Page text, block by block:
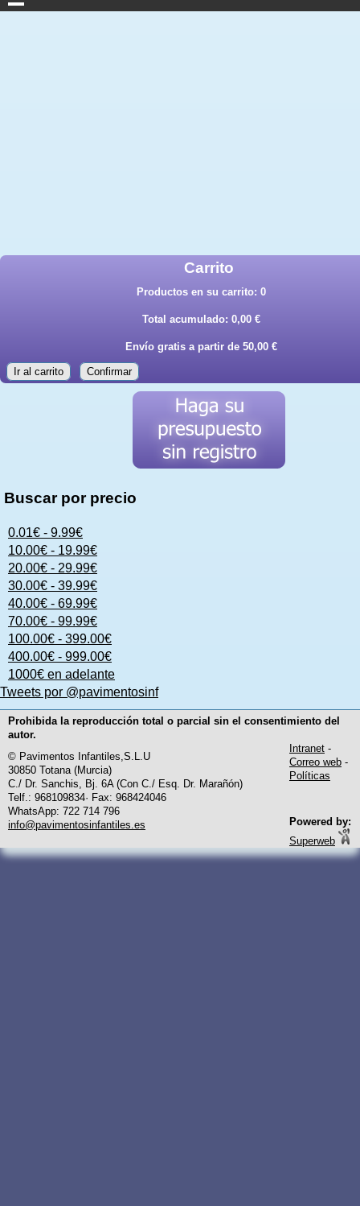
Carrito
Productos en su carrito: 0
Total acumulado: 0,00 €
Envío gratis a partir de 50,00 €
Ir al carrito Confirmar
Buscar por precio
0.01€ - 9.99€
10.00€ - 19.99€
20.00€ - 29.99€
30.00€ - 39.99€
40.00€ - 69.99€
70.00€ - 99.99€
100.00€ - 399.00€
400.00€ - 999.00€
1000€ en adelante
Tweets por @pavimentosinf
Prohibida la reproducción total o parcial sin el consentimiento del
autor.
© Pavimentos Infantiles,S.L.U
30850 Totana (Murcia)
C./ Dr. Sanchis, Bj. 6A (Con C./ Esq. Dr. Marañón)
Telf.: 968109834· Fax: 968424046
WhatsApp: 722 714 796
info@pavimentosinfantiles.es
Intranet -
Correo web -
Políticas
Powered by:
Superweb